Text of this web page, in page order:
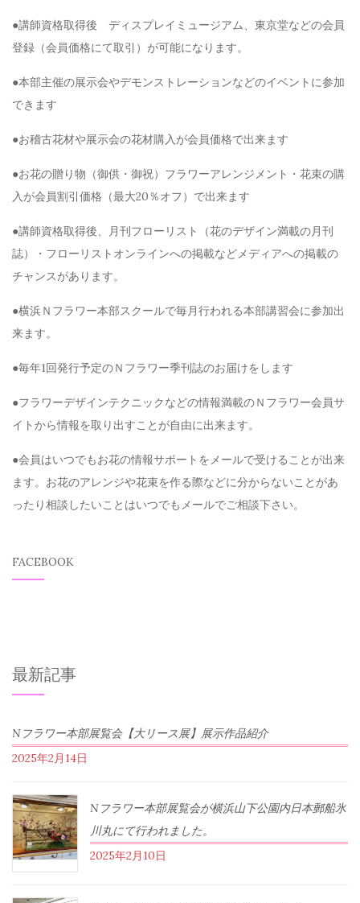
●講師資格取得後 ディスプレイミュージアム、東京堂などの会員
登録（会員価格にて取引）が可能になります。
●本部主催の展示会やデモンストレーションなどのイベントに参加
できます
●お稽古花材や展示会の花材購入が会員価格で出来ます
●お花の贈り物（御供・御祝）フラワーアレンジメント・花束の購
入が会員割引価格（最大20％オフ）で出来ます
●講師資格取得後、月刊フローリスト（花のデザイン満載の月刊
誌）・フローリストオンラインへの掲載などメディアへの掲載の
チャンスがあります。
●横浜Ｎフラワー本部スクールで毎月行われる本部講習会に参加出
来ます。
●毎年1回発行予定のＮフラワー季刊誌のお届けをします
●フラワーデザインテクニックなどの情報満載のＮフラワー会員サ
イトから情報を取り出すことが自由に出来ます。
●会員はいつでもお花の情報サポートをメールで受けることが出来
ます。お花のアレンジや花束を作る際などに分からないことがあ
ったり相談したいことはいつでもメールでご相談下さい。
FACEBOOK
最新記事
Nフラワー本部展覧会【大リース展】展示作品紹介
2025年2月14日
Nフラワー本部展覧会が横浜山下公園内日本郵船氷
川丸にて行われました。
2025年2月10日